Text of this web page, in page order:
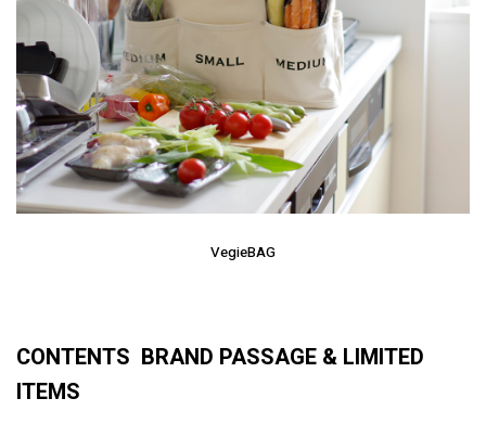
VegieBAG
CONTENTS BRAND PASSAGE & LIMITED
ITEMS